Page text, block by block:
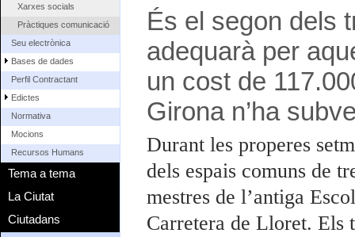
Xarxes socials
Pràctiques comunicació
Seu electrònica
Bases de dades
Perfil Contractant
Edictes
Normativa
Mocions
Recursos Humans
Tema a tema
La Ciutat
Ciutadans
És el segon dels
adequarà per
un cost de
Girona n’ha
Durant les properes
dels espais comuns de
mestres de l’antiga
Carretera de Lloret. Els